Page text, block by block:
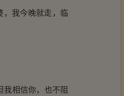
我今晚就走，临
相信你，也不阻